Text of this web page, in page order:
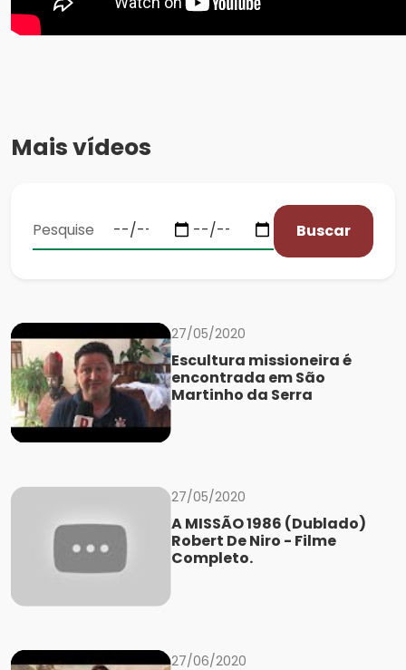
Mais vídeos
Buscar
27/05/2020
Escultura missioneira é
encontrada em São
Martinho da Serra
27/05/2020
A MISSÃO 1986 (Dublado)
Robert De Niro - Filme
Completo.
27/06/2020